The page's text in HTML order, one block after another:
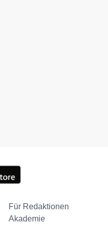
Für Redaktionen
Akademie